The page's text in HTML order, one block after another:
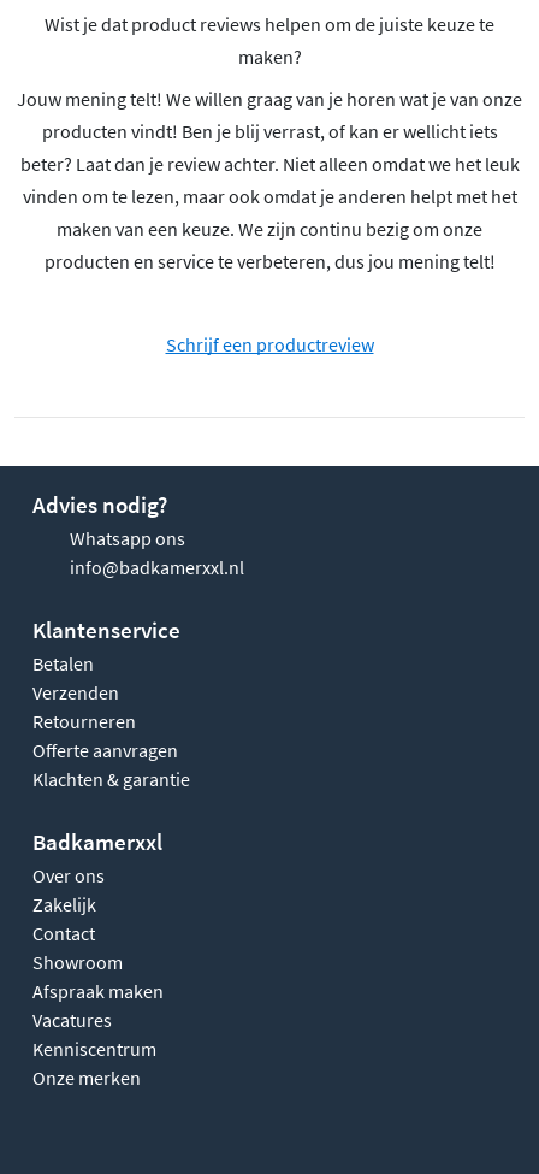
Wist je dat product reviews helpen om de juiste keuze te
maken?
Jouw mening telt! We willen graag van je horen wat je van onze
producten vindt! Ben je blij verrast, of kan er wellicht iets
beter? Laat dan je review achter. Niet alleen omdat we het leuk
vinden om te lezen, maar ook omdat je anderen helpt met het
maken van een keuze. We zijn continu bezig om onze
producten en service te verbeteren, dus jou mening telt!
Schrijf een productreview
Advies nodig?
Whatsapp ons
info@badkamerxxl.nl
Klantenservice
Betalen
Verzenden
Retourneren
Offerte aanvragen
Klachten & garantie
Badkamerxxl
Over ons
Zakelijk
Contact
Showroom
Afspraak maken
Vacatures
Kenniscentrum
Onze merken